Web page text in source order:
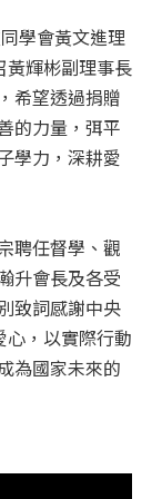
學會黃文進理
黃輝彬副理事長
希望透過捐贈
的力量，弭平
學力，深耕愛
聘任督學、觀
升會長及各受
致詞感謝中央
心，以實際行動
為國家未來的